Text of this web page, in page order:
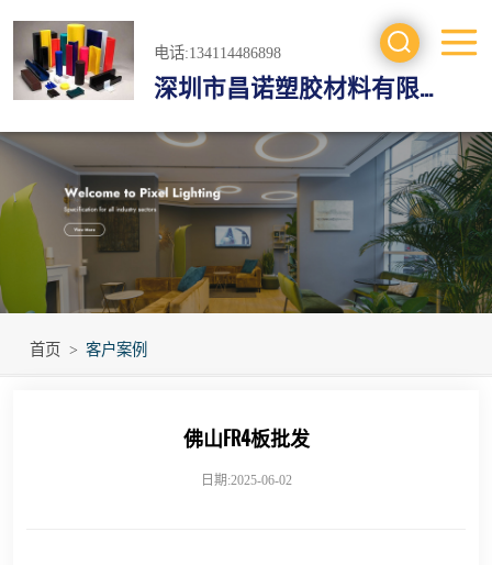
深圳市昌诺塑胶材料有限公司
电话:134114486898
首页 > 客户案例
佛山FR4板批发
日期:2025-06-02
工程塑料
防静电材料
绝缘材料